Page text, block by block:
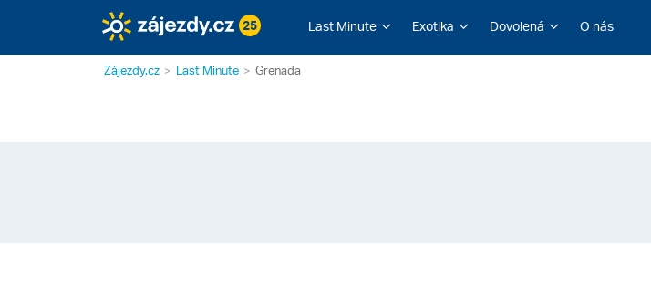
25 Last Minute Exotika Dovolená O nás
Zájezdy.cz Last Minute Grenada